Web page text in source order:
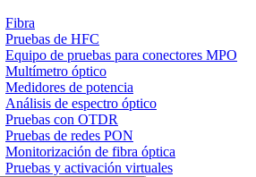
Fibra
Pruebas de HFC
Equipo de pruebas para conectores MPO
Multímetro óptico
Medidores de potencia
Análisis de espectro óptico
Pruebas con OTDR
Pruebas de redes PON
Monitorización de fibra óptica
Pruebas y activación virtuales